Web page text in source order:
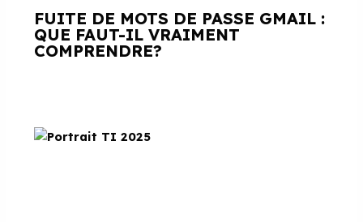
FUITE DE MOTS DE PASSE GMAIL :
QUE FAUT-IL VRAIMENT
COMPRENDRE?